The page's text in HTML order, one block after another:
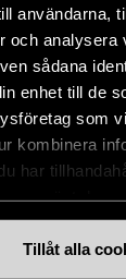
användarna,
och analysera
sådana
enhet till de
som
kombinera
har
Tillåt alla